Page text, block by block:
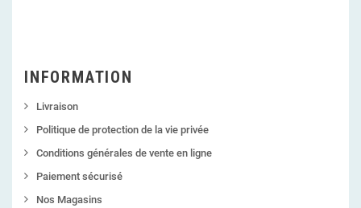
INFORMATION
Livraison
Politique de protection de la vie privée
Conditions générales de vente en ligne
Paiement sécurisé
Nos Magasins